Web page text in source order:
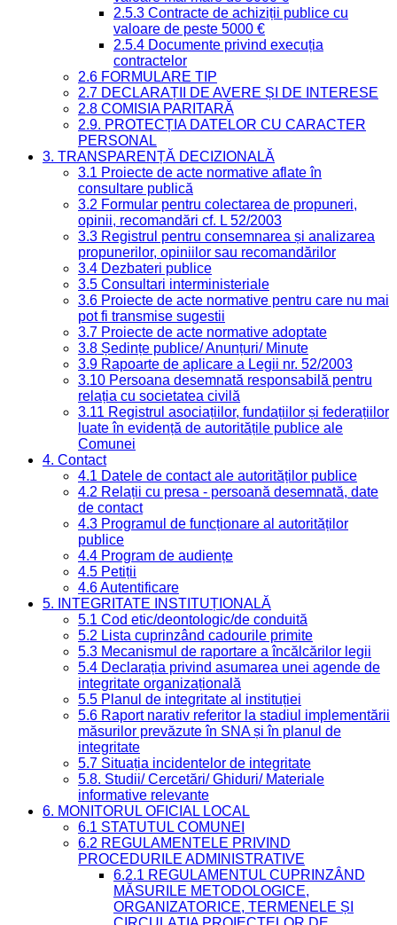
2.5.3 Contracte de achiziții publice cu
valoare de peste 5000 €
2.5.4 Documente privind execuția
contractelor
2.6 FORMULARE TIP
2.7 DECLARAȚII DE AVERE ȘI DE INTERESE
2.8 COMISIA PARITARĂ
2.9. PROTECȚIA DATELOR CU CARACTER
PERSONAL
3. TRANSPARENȚĂ DECIZIONALĂ
3.1 Proiecte de acte normative aflate în
consultare publică
3.2 Formular pentru colectarea de propuneri,
opinii, recomandări cf. L 52/2003
3.3 Registrul pentru consemnarea și analizarea
propunerilor, opiniilor sau recomandărilor
3.4 Dezbateri publice
3.5 Consultari interministeriale
3.6 Proiecte de acte normative pentru care nu mai
pot fi transmise sugestii
3.7 Proiecte de acte normative adoptate
3.8 Ședințe publice/ Anunțuri/ Minute
3.9 Rapoarte de aplicare a Legii nr. 52/2003
3.10 Persoana desemnată responsabilă pentru
relația cu societatea civilă
3.11 Registrul asociațiilor, fundațiilor și federațiilor
luate în evidență de autoritățile publice ale
Comunei
4. Contact
4.1 Datele de contact ale autorităților publice
4.2 Relații cu presa - persoană desemnată, date
de contact
4.3 Programul de funcționare al autorităților
publice
4.4 Program de audiențe
4.5 Petiții
4.6 Autentificare
5. INTEGRITATE INSTITUȚIONALĂ
5.1 Cod etic/deontologic/de conduită
5.2 Lista cuprinzând cadourile primite
5.3 Mecanismul de raportare a încălcărilor legii
5.4 Declarația privind asumarea unei agende de
integritate organizațională
5.5 Planul de integritate al instituției
5.6 Raport narativ referitor la stadiul implementării
măsurilor prevăzute în SNA și în planul de
integritate
5.7 Situația incidentelor de integritate
5.8. Studii/ Cercetări/ Ghiduri/ Materiale
informative relevante
6. MONITORUL OFICIAL LOCAL
6.1 STATUTUL COMUNEI
6.2 REGULAMENTELE PRIVIND
PROCEDURILE ADMINISTRATIVE
6.2.1 REGULAMENTUL CUPRINZÂND
MĂSURILE METODOLOGICE,
ORGANIZATORICE, TERMENELE ȘI